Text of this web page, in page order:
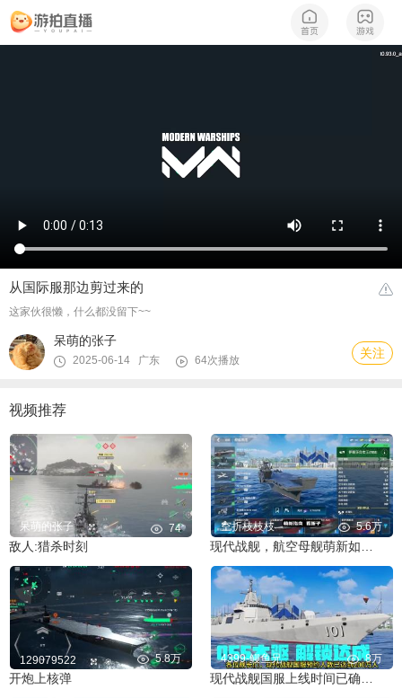
从国际服那边剪过来的
这家伙很懒，什么都没留下~~
呆萌的张子
2025-06-14 广东 64次播放 关注
视频推荐
呆萌的张子 74
敌人:猎杀时刻
空折枝枝枝 5.6万
129079522 5.8万
开炮上核弹
4399-鳗鱼兄 8万